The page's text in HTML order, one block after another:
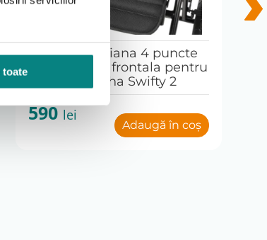
toate
Centura pelviana 4 puncte
cu strangere frontala pentru
caruciorul reha Swifty 2
590lei
Adaugă în coș